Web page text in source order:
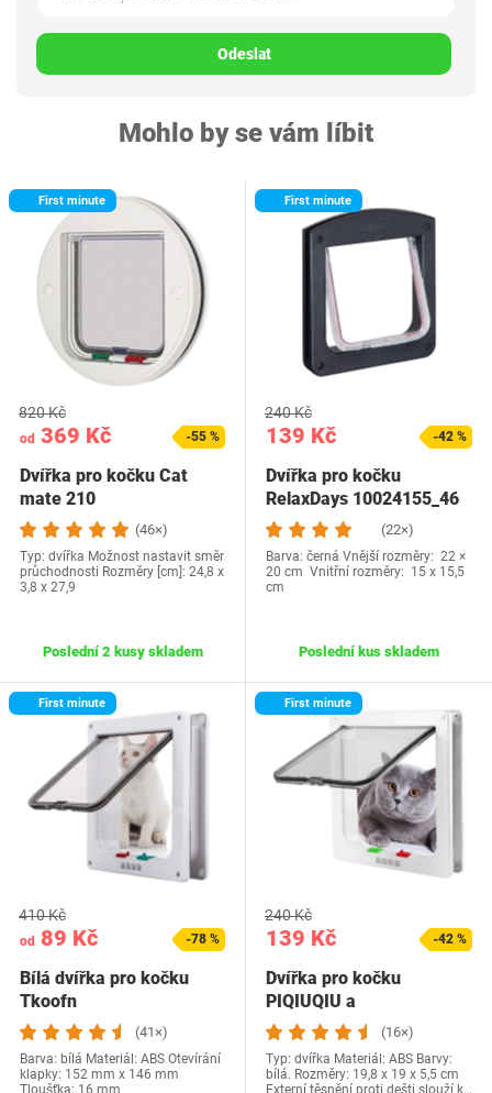
Odeslat
Mohlo by se vám líbit
First minute
od 369 Kč
820 Kč
-55 %
Dvířka pro kočku Cat
mate 210
(46×)
Typ: dvířka Možnost nastavit směr
průchodnosti Rozměry [cm]: 24,8 x
3,8 x 27,9
Poslední 2 kusy skladem
First minute
139 Kč
240 Kč
-42 %
Dvířka pro kočku
RelaxDays 10024155_46
(22×)
Barva: černá Vnější rozměry: 22 ×
20 cm Vnitřní rozměry: 15 x 15,5
cm
Poslední kus skladem
First minute
od 89 Kč
410 Kč
-78 %
Bílá dvířka pro kočku
Tkoofn
(41×)
Barva: bílá Materiál: ABS Otevírání
klapky: 152 mm x 146 mm
First minute
139 Kč
240 Kč
-42 %
Dvířka pro kočku
PIQIUQIU a
(16×)
Typ: dvířka Materiál: ABS Barvy:
bílá. Rozměry: 19,8 x 19 x 5,5 cm